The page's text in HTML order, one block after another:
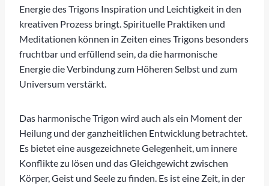
Energie des Trigons Inspiration und Leichtigkeit in den
kreativen Prozess bringt. Spirituelle Praktiken und
Meditationen können in Zeiten eines Trigons besonders
fruchtbar und erfüllend sein, da die harmonische
Energie die Verbindung zum Höheren Selbst und zum
Universum verstärkt.
Das harmonische Trigon wird auch als ein Moment der
Heilung und der ganzheitlichen Entwicklung betrachtet.
Es bietet eine ausgezeichnete Gelegenheit, um innere
Konflikte zu lösen und das Gleichgewicht zwischen
Körper, Geist und Seele zu finden. Es ist eine Zeit, in der